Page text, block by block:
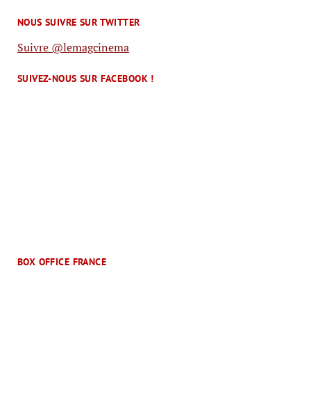
NOUS SUIVRE SUR TWITTER
Suivre @lemagcinema
SUIVEZ-NOUS SUR FACEBOOK !
BOX OFFICE FRANCE